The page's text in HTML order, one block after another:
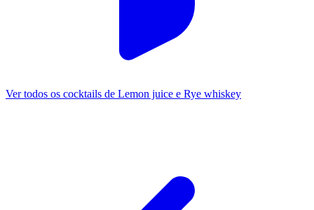
Ver todos os cocktails de Lemon juice e Rye whiskey